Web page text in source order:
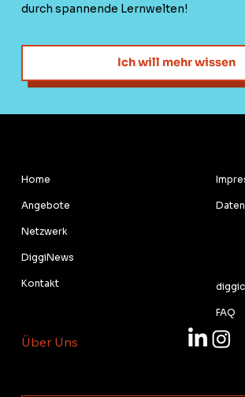
durch spannende Lernwelten!
Ich will mehr wissen
Home
Angebote
Netzwerk
DiggiNews
Kontakt
Über Uns
FAQ